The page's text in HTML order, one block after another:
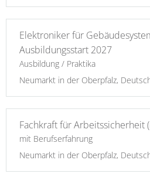
Elektroniker für
Ausbildungsstart 2027
Ausbildung / Praktika
Neumarkt in der Oberpfalz,
Fachkraft für Arbeitssicherheit
mit Berufserfahrung
Neumarkt in der Oberpfalz,